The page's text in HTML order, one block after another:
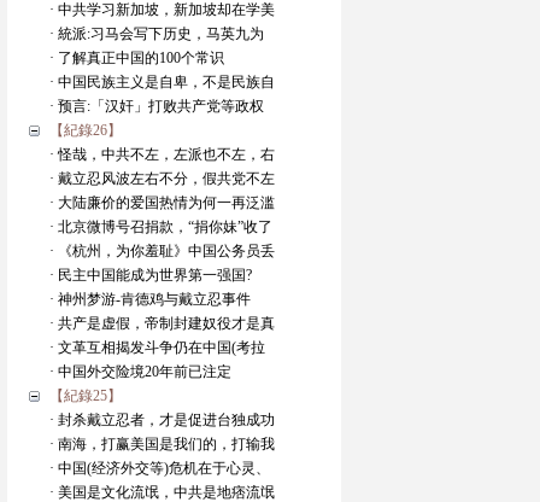
· 中共学习新加坡，新加坡却在学美
· 統派:习马会写下历史，马英九为
· 了解真正中国的100个常识
· 中国民族主义是自卑，不是民族自
· 预言:「汉奸」打败共产党等政权
【紀錄26】
· 怪哉，中共不左，左派也不左，右
· 戴立忍风波左右不分，假共党不左
· 大陆廉价的爱国热情为何一再泛滥
· 北京微博号召捐款，“捐你妹”收了
· 《杭州，为你羞耻》中国公务员丢
· 民主中国能成为世界第一强国?
· 神州梦游-肯德鸡与戴立忍事件
· 共产是虚假，帝制封建奴役才是真
· 文革互相揭发斗争仍在中国(考拉
· 中国外交险境20年前已注定
【紀錄25】
· 封杀戴立忍者，才是促进台独成功
· 南海，打赢美国是我们的，打输我
· 中国(经济外交等)危机在于心灵、
· 美国是文化流氓，中共是地痞流氓